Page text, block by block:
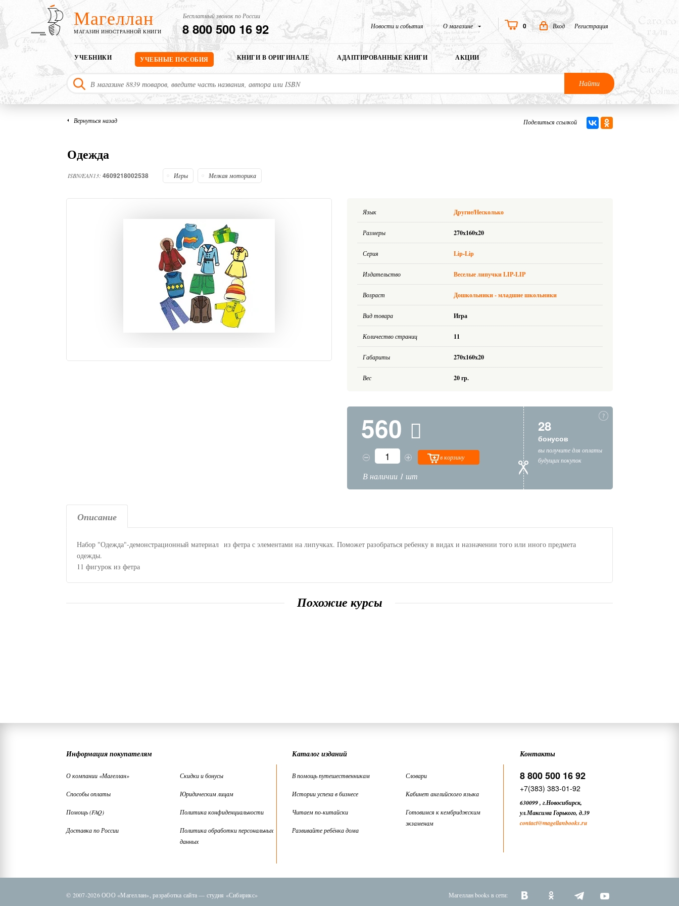
Магеллан
МАГАЗИН ИНОСТРАННОЙ КНИГИ
Бесплатный звонок по России
8 800 500 16 92 Новости и события О магазине 0 Вход Регистрация
УЧЕБНИКИ УЧЕБНЫЕ ПОСОБИЯ КНИГИ В ОРИГИНАЛЕ АДАПТИРОВАННЫЕ КНИГИ АКЦИИ
Найти
Вернуться назад Поделиться ссылкой
Одежда
ISBN/EAN13: 4609218002538 Игры Мелкая моторика
Язык Другие/Несколько
Размеры 270x160x20
Серия Lip-Lip
Издательство Веселые липучки LIP-LIP
Возраст Дошкольники - младшие школьники
Вид товара Игра
Количество страниц 11
Габариты 270x160x20
Вес 20 гр.
560
в корзину
В наличии 1 шт
28
бонусов
вы получите для оплаты
будущих покупок
Описание
Набор "Одежда"-демонстрационный материал из фетра с элементами на липучках. Поможет разобраться ребенку в видах и назначении того или иного предмета
одежды.
11 фигурок из фетра
Похожие курсы
Информация покупателям
О компании «Магеллан»
Способы оплаты
Помощь (FAQ)
Доставка по России
Скидки и бонусы
Юридическим лицам
Политика конфиденциальности
Политика обработки персональных
данных
Каталог изданий
В помощь путешественникам
Истории успеха в бизнесе
Читаем по-китайски
Развивайте ребёнка дома
Словари
Кабинет английского языка
Готовимся к кембриджским
экзаменам
Контакты
8 800 500 16 92
+7(383) 383-01-92
630099, г.Новосибирск,
ул.Максима Горького, д.39
contact@magellanbooks.ru
© 2007-2026 ООО «Магеллан», разработка сайта — студия «Сибирикс» Магеллан books в сети: